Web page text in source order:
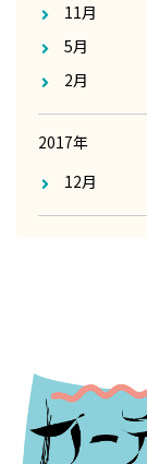
11月
5月
2月
2017年
12月